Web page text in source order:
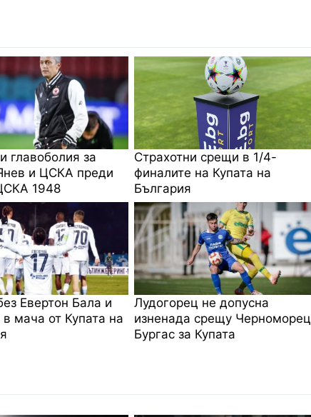
главоболия за
и ЦСКА преди
1948
Страхотни срещи в 1/4-
финалите на Купата на
България
Евертон Бала и
мача от Купата на
Лудогорец не допусна
изненада срещу Черноморец
Бургас за Купата